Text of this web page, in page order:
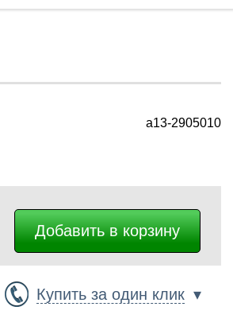
a13-2905010
Купить за один клик ▾